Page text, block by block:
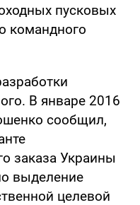
пусковых
командного
В январе 2016
сообщил,
заказа Украины
выделение
целевой